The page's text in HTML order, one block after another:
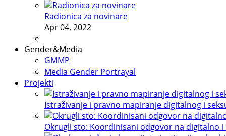
Radionica za novinare
Apr 04, 2022
Gender&Media
GMMP
Media Gender Portrayal
Projekti
Istraživanje i pravno mapiranje digitalnog i
Okrugli sto: Koordinisani odgovor na digitalno i